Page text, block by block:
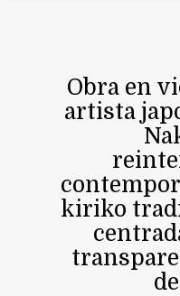
Obra en
artista
kiriko